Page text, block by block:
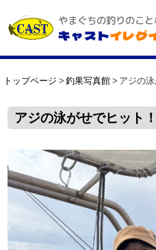
やまぐちの釣りのこ
キャストイレグ
トップページ 釣果写真館 アジの
アジの泳がせでヒット！